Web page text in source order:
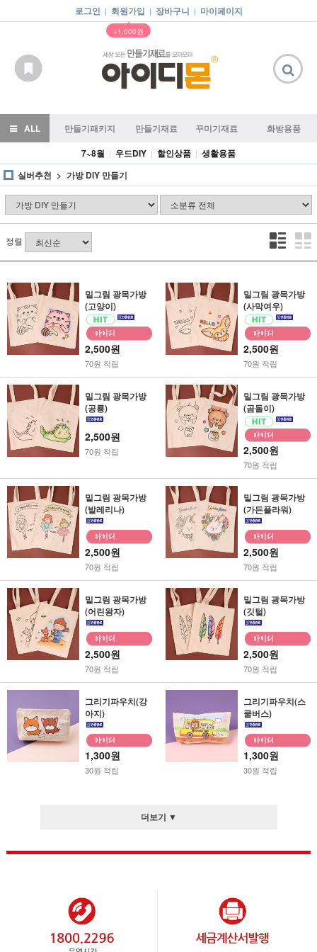
로그인 | 회원가입 |
▲
+1,000원
장바구니 | 마이페이지
ALL 만들기패키지 만들기재료 꾸미기재료
화방용품
7~8월 | 우드DIY | 할인상품 | 생활용품
실버추천
가방 DIY 만들기
정렬
밑그림 광목가방
(고양이)
2,500원
70원 적립
밑그림 광목가방
(사막여우)
2,500원
70원 적립
밑그림 광목가방
(공룡)
2,500원
70원 적립
밑그림 광목가방
(곰돌이)
2,500원
70원 적립
밑그림 광목가방
(발레리나)
2,500원
70원 적립
밑그림 광목가방
(가든플라워)
2,500원
70원 적립
밑그림 광목가방
(어린왕자)
2,500원
70원 적립
밑그림 광목가방
(깃털)
2,500원
70원 적립
그리기파우치(강
아지)
1,300원
30원 적립
그리기파우치(스
쿨버스)
1,300원
30원 적립
더보기 ▼